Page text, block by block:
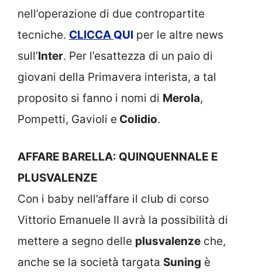
nell’operazione di due contropartite
tecniche. CLICCA QUI per le altre news
sull’Inter. Per l’esattezza di un paio di
giovani della Primavera interista, a tal
proposito si fanno i nomi di Merola,
Pompetti, Gavioli e Colidio.
AFFARE BARELLA: QUINQUENNALE E
PLUSVALENZE
Con i baby nell’affare il club di corso
Vittorio Emanuele II avrà la possibilità di
mettere a segno delle plusvalenze che,
anche se la società targata Suning è